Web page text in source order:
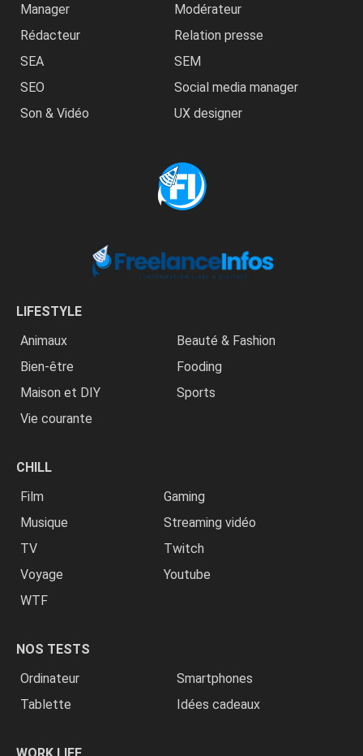
Manager
Modérateur
Rédacteur
Relation presse
SEA
SEM
SEO
Social media manager
Son & Vidéo
UX designer
LIFESTYLE
Animaux
Beauté & Fashion
Bien-être
Fooding
Maison et DIY
Sports
Vie courante
CHILL
Film
Gaming
Musique
Streaming vidéo
TV
Twitch
Voyage
Youtube
WTF
NOS TESTS
Ordinateur
Smartphones
Tablette
Idées cadeaux